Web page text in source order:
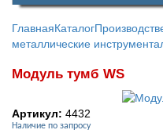
ГлавнаяКаталог
металлические
Модуль тумб WS
Артикул: 4432
Наличие по запросу